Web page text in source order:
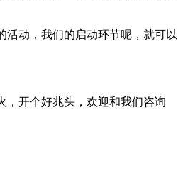
动，我们的启动环节呢，就可以
，开个好兆头，欢迎和我们咨询